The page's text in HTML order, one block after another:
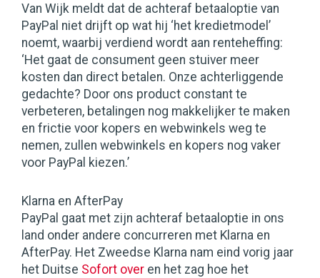
Van Wijk meldt dat de achteraf betaaloptie van
PayPal niet drijft op wat hij ‘het kredietmodel’
noemt, waarbij verdiend wordt aan renteheffing:
‘Het gaat de consument geen stuiver meer
kosten dan direct betalen. Onze achterliggende
gedachte? Door ons product constant te
verbeteren, betalingen nog makkelijker te maken
en frictie voor kopers en webwinkels weg te
nemen, zullen webwinkels en kopers nog vaker
voor PayPal kiezen.’
Klarna en AfterPay
PayPal gaat met zijn achteraf betaaloptie in ons
land onder andere concurreren met Klarna en
AfterPay. Het Zweedse Klarna nam eind vorig jaar
het Duitse Sofort over en het zag hoe het